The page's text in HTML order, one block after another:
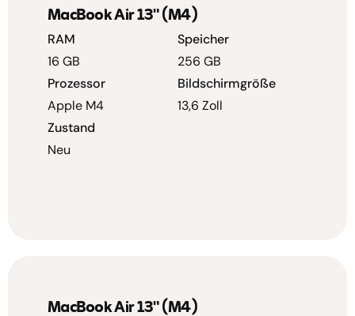
MacBook Air 13" (M4)
RAM
16 GB
Speicher
256 GB
Prozessor
Apple M4
Bildschirmgröße
13,6 Zoll
Zustand
Neu
MacBook Air 13" (M4)